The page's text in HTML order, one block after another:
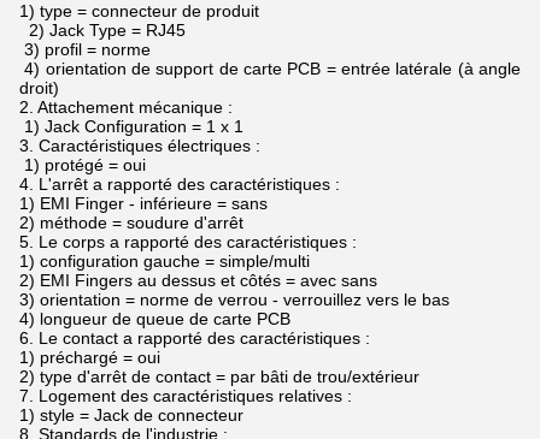
1) type = connecteur de produit
2) Jack Type = RJ45
3) profil = norme
4) orientation de support de carte PCB = entrée latérale (à angle
droit)
2. Attachement mécanique :
1) Jack Configuration = 1 x 1
3. Caractéristiques électriques :
1) protégé = oui
4. L'arrêt a rapporté des caractéristiques :
1) EMI Finger - inférieure = sans
2) méthode = soudure d'arrêt
5. Le corps a rapporté des caractéristiques :
1) configuration gauche = simple/multi
2) EMI Fingers au dessus et côtés = avec sans
3) orientation = norme de verrou - verrouillez vers le bas
4) longueur de queue de carte PCB
6. Le contact a rapporté des caractéristiques :
1) préchargé = oui
2) type d'arrêt de contact = par bâti de trou/extérieur
7. Logement des caractéristiques relatives :
1) style = Jack de connecteur
8. Standards de l'industrie :